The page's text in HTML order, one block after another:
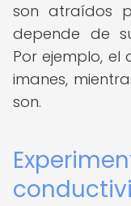
son atraídos
depende de
Por ejemplo,
imanes,
son.